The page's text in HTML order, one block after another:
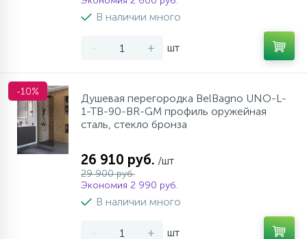
В наличии много
- + шт
-10%
Душевая перегородка BelBagno UNO-L-
1-TB-90-BR-GM профиль оружейная
сталь, стекло бронза
26 910 руб. /шт
29 900 руб.
Экономия 2 990 руб.
В наличии много
- + шт